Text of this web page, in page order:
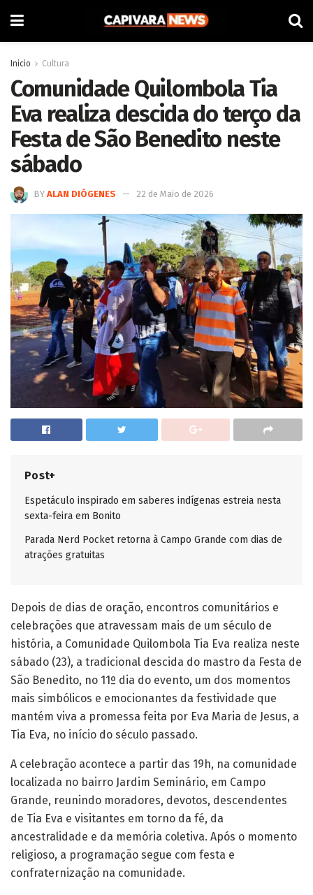
Inicio Cultura
Comunidade Quilombola Tia
Eva realiza descida do terço da
Festa de São Benedito neste
sábado
BY ALAN DIÓGENES 22 de Maio de 2026
Post+
Espetáculo inspirado em saberes indígenas estreia nesta
sexta-feira em Bonito
Parada Nerd Pocket retorna à Campo Grande com dias de
atrações gratuitas
Depois de dias de oração, encontros comunitários e
celebrações que atravessam mais de um século de
história, a Comunidade Quilombola Tia Eva realiza neste
sábado (23), a tradicional descida do mastro da Festa de
São Benedito, no 11º dia do evento, um dos momentos
mais simbólicos e emocionantes da festividade que
mantém viva a promessa feita por Eva Maria de Jesus, a
Tia Eva, no início do século passado.
A celebração acontece a partir das 19h, na comunidade
localizada no bairro Jardim Seminário, em Campo
Grande, reunindo moradores, devotos, descendentes
de Tia Eva e visitantes em torno da fé, da
ancestralidade e da memória coletiva. Após o momento
religioso, a programação segue com festa e
confraternização na comunidade.